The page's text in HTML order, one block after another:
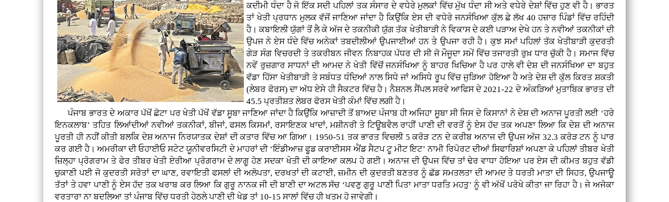
ਕਦੀਮੀ ਧੰਦਾ ਹੈ ਜੋ ਇੱਕ ਸਦੀ ਪਹਿਲਾਂ ਤਕ ਸੰਸਾਰ ਦੇ ਵਧੇਰੇ ਮੁਲਕਾਂ ਵਿੱਚ ਮੁੱਖ ਧੰਦਾ ਸੀ ਅਤੇ ਵਧੇਰੇ ਦੇਸ਼ਾਂ ਵਿੱਚ ਹੁਣ ਵੀ ਹੈ। ਭਾਰਤ
ਤਾਂ ਖੇਤੀ ਪ੍ਰਧਾਨ ਮੁਲਕ ਵੱਜੋਂ ਜਾਣਿਆ ਜਾਂਦਾ ਹੈ ਕਿਉਂਕਿ ਏਸ ਦੀ ਵਧੇਰੇ ਜਨਸੰਖਿਆ ਕੁੱਲ ਛੇ ਲੱਖ 40 ਹਜ਼ਾਰ ਪਿੰਡਾਂ ਵਿੱਚ ਰਹਿੰਦੀ
ਹੈ। ਕਬਾਇਲੀ ਯੁੱਗਾਂ ਤੋਂ ਲੈ ਕੇ ਅੱਜ ਦੇ ਤਕਨੀਕੀ ਯੁੱਗ ਤੱਕ ਖੇਤੀਬਾੜੀ ਨੇ ਵਿਕਾਸ ਦੇ ਕਈ ਪੜਾਅ ਦੇਖੇ ਹਨ ਤੇ ਨਵੀਆਂ ਤਕਨੀਕਾਂ ਦੀ
ਉਪਜ ਨੇ ਏਸ ਧੰਦੇ ਵਿੱਚ ਅਨੇਕਾਂ ਤਬਦੀਲੀਆਂ ਉਪਜਾਈਆਂ ਹਨ ਤੇ ਉਪਜਾ ਰਹੀ ਹੈ। ਕੁਝ ਸਮਾਂ ਪਹਿਲਾਂ ਤੱਕ ਖੇਤੀਬਾੜੀ ਕੁਦਰਤੀ
ਗੇੜ ਸੰਗ ਵਿਚਰਦੀ ਤੇ ਤਕਰੀਬਨ ਜੀਵਨ ਨਿਬਾਹਕ ਪੱਧਰ ਦੀ ਸੀ ਜੋ ਮੌਜੂਦਾ ਸਮੇਂ ਵਿੱਚ ਤਜਾਰਤੀ ਰੁਖ਼ ਧਾਰ ਚੁੱਕੀ ਹੈ। ਸਮਾਜ ਵਿੱਚ
ਨਵੇਂ ਰੁਜ਼ਗਾਰ ਸਾਧਨਾਂ ਦੀ ਆਮਦ ਨੇ ਖੇਤੀ ਵਿੱਚੋਂ ਜਨਸੰਖਿਆ ਨੂੰ ਬਾਹਰ ਖਿਚਿਆ ਹੈ ਪਰ ਹਾਲੇ ਵੀ ਦੇਸ਼ ਦੀ ਜਨਸੰਖਿਆ ਦਾ ਬਹੁਤ
ਵੱਡਾ ਹਿੱਸਾ ਖੇਤੀਬਾੜੀ ਤੇ ਸਬੰਧਤ ਧੰਦਿਆਂ ਨਾਲ ਸਿਧੇ ਜਾਂ ਅਸਿਧੇ ਰੂਪ ਵਿੱਚ ਜੁੜਿਆ ਹੋਇਆ ਹੈ ਅਤੇ ਦੇਸ਼ ਦੀ ਕੁੱਲ ਕਿਰਤ ਸ਼ਕਤੀ
(ਲੇਬਰ ਫੋਰਸ) ਦਾ ਅੱਧ ਏਸੇ ਹੀ ਸੈਕਟਰ ਵਿੱਚ ਹੈ। ਨੈਸ਼ਨਲ ਸੈਂਪਲ ਸਰਵੇ ਆਫਿਸ ਦੇ 2021-22 ਦੇ ਅੰਕੜਿਆਂ ਮੁਤਾਬਿਕ ਭਾਰਤ ਦੀ
45.5 ਪ੍ਰਤੀਸ਼ਤ ਲੇਬਰ ਫੋਰਸ ਖੇਤੀ ਕੰਮਾਂ ਵਿੱਚ ਲਗੀ ਹੈ।
ਪੰਜਾਬ ਭਾਰਤ ਦੇ ਅਕਾਰ ਪੱਖੋਂ ਛੋਟਾ ਪਰ ਖੇਤੀ ਪੱਖੋਂ ਵੱਡਾ ਸੂਬਾ ਜਾਣਿਆ ਜਾਂਦਾ ਹੈ ਕਿਉਂਕਿ ਆਜ਼ਾਦੀ ਤੋਂ ਬਾਅਦ ਪੰਜਾਬ ਹੀ ਅਜਿਹਾ ਸੂਬਾ ਸੀ ਜਿਸ ਦੇ ਕਿਸਾਨਾਂ ਨੇ ਦੇਸ਼ ਦੀ ਅਨਾਜ ਪੂਰਤੀ ਲਈ ‘ਹਰੇ
ਇਨਕਲਾਬ’ ਤਹਿਤ ਲਿਆਂਦੀਆਂ ਨਵੀਆਂ ਤਕਨੀਕਾਂ, ਬੀਜਾਂ, ਫਸਲ ਕਿਸਮਾਂ, ਰਸਾਇਣਕ ਖਾਦਾਂ, ਮਸ਼ੀਨਰੀ ਤੇ ਟਿਊਬਵੈਲ ਰਾਹੀਂ ਪਾਣੀ ਦੀ ਵਰਤੋਂ ਨੂੰ ਏਸ ਹੱਦ ਤਕ ਅਪਣਾ ਲਿਆ ਕਿ ਦੇਸ਼ ਦੀ ਅਨਾਜ
ਪੂਰਤੀ ਹੀ ਨਹੀਂ ਕੀਤੀ ਬਲਕਿ ਦੇਸ਼ ਅਨਾਜ ਨਿਰਯਾਤਕ ਦੇਸ਼ਾਂ ਦੀ ਕਤਾਰ ਵਿੱਚ ਆ ਗਿਆ। 1950-51 ਤਕ ਭਾਰਤ ਵਿਚਲੀ 5 ਕਰੋੜ ਟਨ ਦੇ ਕਰੀਬ ਅਨਾਜ ਦੀ ਉਪਜ ਅੱਜ 32.3 ਕਰੋੜ ਟਨ ਨੂੰ ਪਾਰ
ਕਰ ਗਈ ਹੈ। ਅਮਰੀਕਾ ਦੀ ਓਹਾਈਓ ਸਟੇਟ ਯੂਨੀਵਰਸਿਟੀ ਦੇ ਮਾਹਰਾਂ ਦੀ ‘ਇੰਡੀਆਜ਼ ਫੂਡ ਕਰਾਈਸਸ ਐਂਡ ਸੈਟਪ ਟੂ ਮੀਟ ਇਟ’ ਨਾਮੀ ਰਿਪੋਰਟ ਦੀਆਂ ਸਿਫਾਰਿਸ਼ਾਂ ਅਪਣਾ ਕੇ ਪਹਿਲਾਂ ਤੀਬਰ ਖੇਤੀ
ਜ਼ਿਲ੍ਹਾ ਪ੍ਰੋਗਰਾਮ ਤੇ ਫੇਰ ਤੀਬਰ ਖੇਤੀ ਏਰੀਆ ਪ੍ਰੋਗਰਾਮ ਦੇ ਲਾਗੂ ਹੋਣ ਸਦਕਾ ਖੇਤੀ ਦੀ ਕਾਇਆ ਕਲਪ ਹੋ ਗਈ। ਅਨਾਜ ਦੀ ਉਪਜ ਵਿੱਚ ਤਾਂ ਢੇਰ ਵਾਧਾ ਹੋਇਆ ਪਰ ਏਸ ਦੀ ਕੀਮਤ ਬਹੁਤ ਵੱਡੀ
ਚੁਕਾਣੀ ਪਈ ਜੋ ਕੁਦਰਤੀ ਸਰੋਤਾਂ ਦਾ ਘਾਣ, ਰਵਾਇਤੀ ਫਸਲਾਂ ਦੀ ਅਲੋਪਤਾ, ਦਰਖਤਾਂ ਦੀ ਕਟਾਈ, ਜ਼ਮੀਨ ਦੀ ਕੁਦਰਤੀ ਬਣਤਰ ਨੂੰ ਛੱਡ ਸਮਤਲਤਾ ਦੀ ਆਮਦ ਤੇ ਧਰਤੀ ਮਾਤਾ ਦੀ ਸਿਹਤ, ਉਪਜਾਊ
ਤੱਤਾਂ ਤੇ ਹਵਾ ਪਾਣੀ ਨੂੰ ਏਸ ਹੱਦ ਤਕ ਖਰਾਬ ਕਰ ਲਿਆ ਕਿ ਗੁਰੂ ਨਾਨਕ ਜੀ ਦੀ ਬਾਣੀ ਦਾ ਅਟਲ ਸੱਚ ‘ਪਵਣੁ ਗੁਰੂ ਪਾਣੀ ਪਿਤਾ ਮਾਤਾ ਧਰਤਿ ਮਹਤੁ’ ਨੂੰ ਵੀ ਅੱਖੋਂ ਪਰੋਖੇ ਕੀਤਾ ਜਾ ਰਿਹਾ ਹੈ। ਜੇ ਅਜੋਕਾ
ਵਰਤਾਰਾ ਨਾ ਬਦਲਿਆ ਤਾਂ ਪੰਜਾਬ ਵਿੱਚ ਧਰਤੀ ਹੇਠਲੇ ਪਾਣੀ ਦੀ ਖੇਡ ਤਾਂ 10-15 ਸਾਲਾਂ ਵਿੱਚ ਹੀ ਖਤਮ ਹੋ ਜਾਵੇਗੀ।